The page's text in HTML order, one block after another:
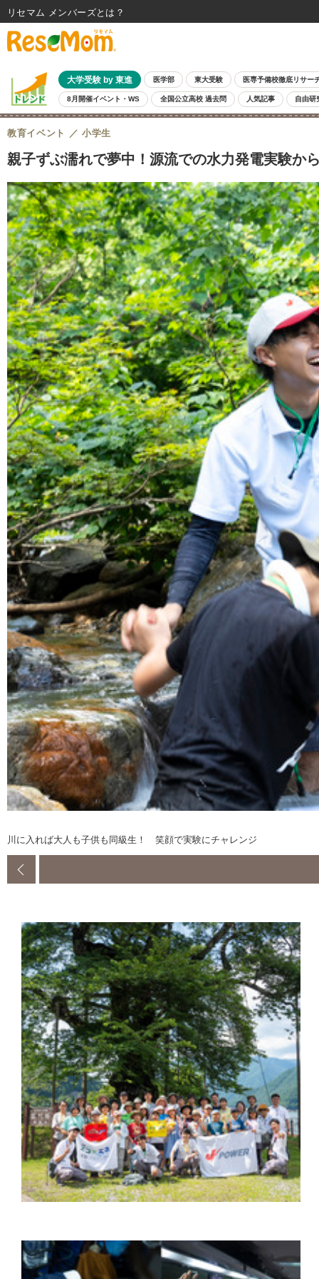
大学受験 by 東進 医学部 東大受験 医専予備校徹底リサー
8月開催イベント・WS 全国公立高校 過去問 人気記事 自由研
親子ずぶ濡れで夢中！源流での水力発電実験か
教育イベント 小学生
川に入れば大人も子供も同級生！ 笑顔で実験にチャレンジ
リセマム メンバーズ